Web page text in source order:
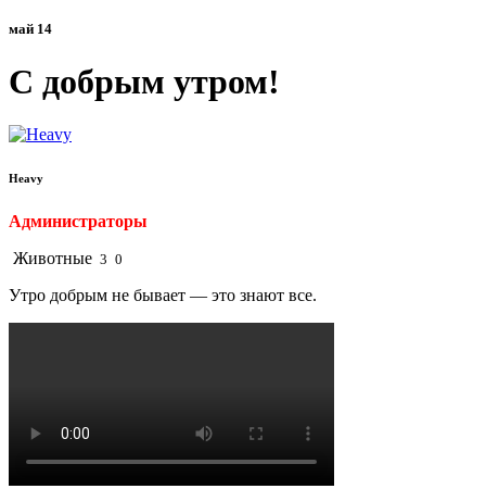
май 14
С добрым утром!
Heavy
Администраторы
Животные 3 0
Утро добрым не бывает — это знают все.